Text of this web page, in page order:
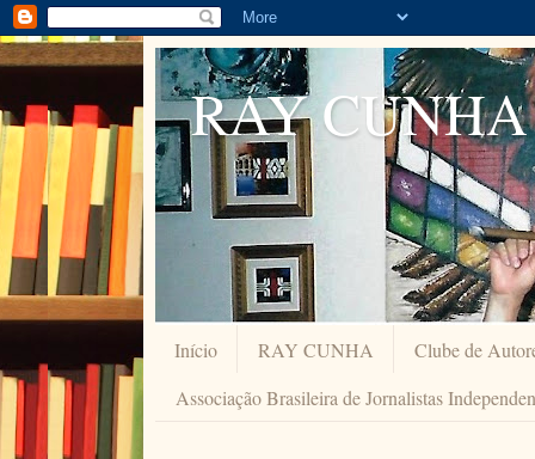
RAY CUNHA
Início RAY CUNHA
Clube de
Associação Brasileira de Jornalistas